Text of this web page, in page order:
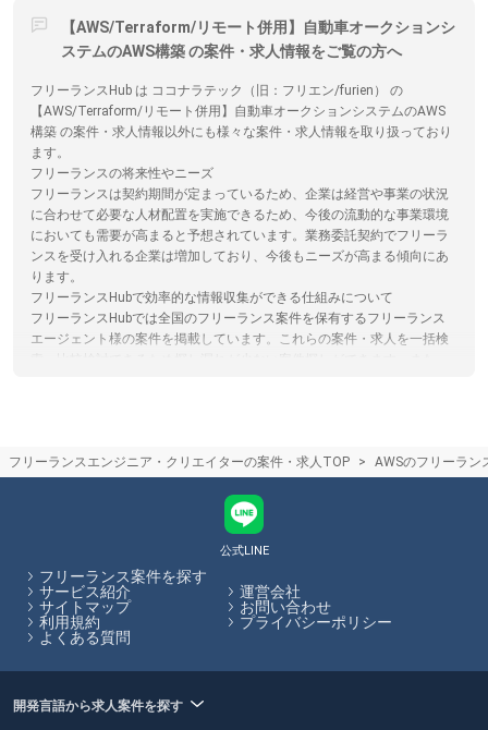
【AWS/Terraform/リモート併用】自動車オークションシ
ステムのAWS構築 の案件・求人情報をご覧の方へ
フリーランスHub は ココナラテック（旧：フリエン/furien） の
【AWS/Terraform/リモート併用】自動車オークションシステムのAWS
構築 の案件・求人情報以外にも様々な案件・求人情報を取り扱っており
ます。
フリーランスの将来性やニーズ
フリーランスは契約期間が定まっているため、企業は経営や事業の状況
に合わせて必要な人材配置を実施できるため、今後の流動的な事業環境
においても需要が高まると予想されています。業務委託契約でフリーラ
ンスを受け入れる企業は増加しており、今後もニーズが高まる傾向にあ
ります。
フリーランスHubで効率的な情報収集ができる仕組みについて
フリーランスHubでは全国のフリーランス案件を保有するフリーランス
エージェント様の案件を掲載しています。これらの案件・求人を一括検
フリーランスエージェントは企業の案件とフリーランスを検討している
対し。クラウドソーシングはサイト上で直接案件を探すものになりま
す。クラウドソーシングサイトを利用する際は、フリーランスと発注者
が直接プラットフォームでやり取りするため、エージェントによるサポ
ートはありません。フリーランスHubではフリーランスエージェントの
保有する案件を多数掲載しています。
フリーランスHubはお客様のフリーランス案件探しを最大限サポートし
ていきます。
フリーランスエンジニア・クリエイターの案件・求人TOP AWSのフリーラン
公式LINE
フリーランス案件を探す
サービス紹介
運営会社
サイトマップ
お問い合わせ
利用規約
プライバシーポリシー
よくある質問
開発言語から求人案件を探す